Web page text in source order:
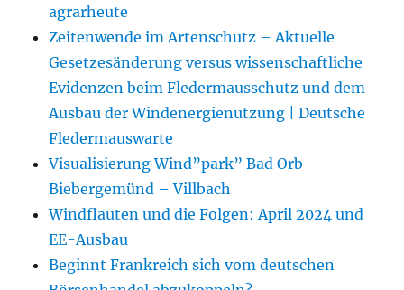
agrarheute
Zeitenwende im Artenschutz – Aktuelle
Gesetzesänderung versus wissenschaftliche
Evidenzen beim Fledermausschutz und dem
Ausbau der Windenergienutzung | Deutsche
Fledermauswarte
Visualisierung Wind”park” Bad Orb –
Biebergemünd – Villbach
Windflauten und die Folgen: April 2024 und
EE-Ausbau
Beginnt Frankreich sich vom deutschen